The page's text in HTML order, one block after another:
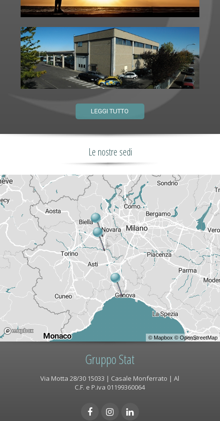
LEGGI TUTTO
Le nostre sedi
© Mapbox © OpenStreetMap
Gruppo Stat
Via Motta 28/30 15033 | Casale Monferrato | Al
C.F. e P.iva 01199360064